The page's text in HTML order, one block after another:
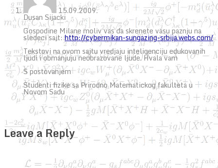
15.09.2009.
Dusan Sijacki
Gospodine Milane moliv vas da skrenete vasu paznju na
sledeci sajt:http://cybermikan-sungazing-srbija.webs.com/
Tekstovi na ovom sajtu vredjaju inteligenciju edukovanih
ljudi i obmanjuju neobrazovane ljude. Hvala vam
S postovanjem
Studenti fizike sa Prirodno Matematickog fakulteta u
Novom Sadu
Leave a Reply